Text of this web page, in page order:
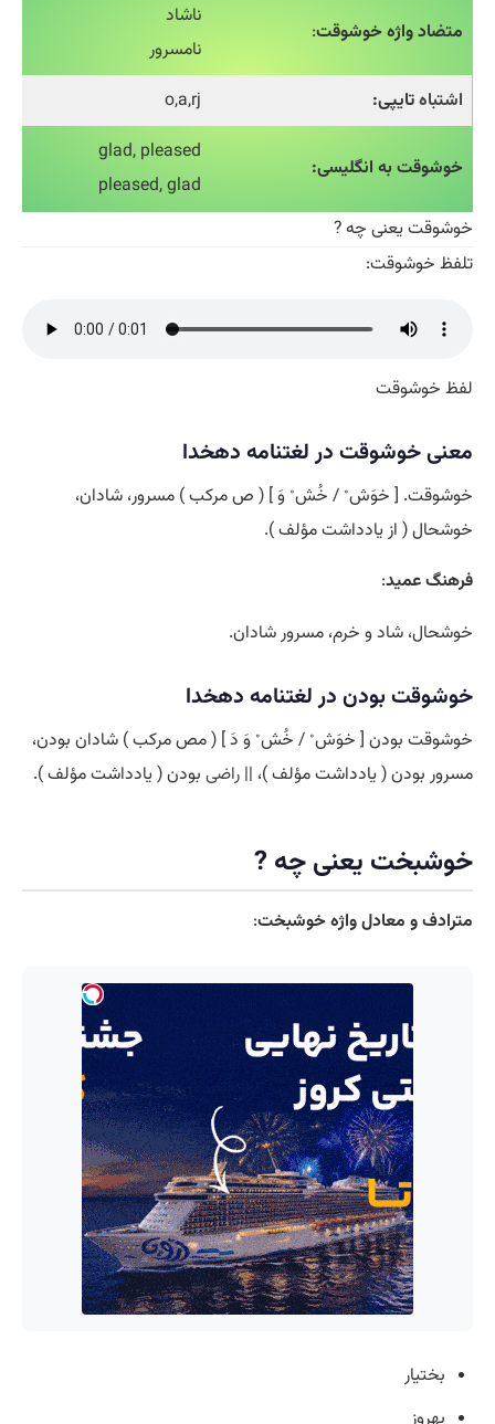
متضاد واژه خوشوقت:
ناشاد
نامسرور
اشتباهتایپی: o,a,rj
خوشوقت به انگلیسی:
glad, pleased
pleased, glad
خوشوقت یعنی چه ?
تلفظ خوشوقت:
لفظ خوشوقت
معنی خوشوقت در لغتنامه دهخدا
خوشوقت. [ خوَش ْ / خُش ْ وَ ] ( ص مرکب ) مسرور، شادان،
خوشحال ( از یادداشت مؤلف ).
فرهنگ عمید:
خوشحال، شاد و خرم، مسرور شادان.
خوشوقت بودن در لغتنامه دهخدا
خوشوقت بودن [ خوَش ْ / خُش ْ وَ دَ ] ( مص مرکب ) شادان بودن،
مسرور بودن ( یادداشت مؤلف )، || راضی بودن ( یادداشت مؤلف ).
خوشبخت یعنی چه ?
مترادف و معادل واژه خوشبخت:
بختیار
بهروز